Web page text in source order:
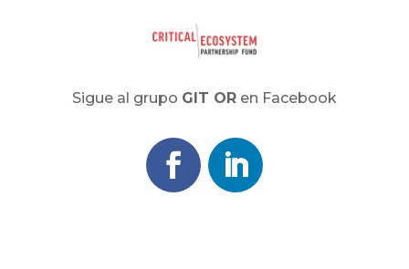
Sigue al grupo GIT ORen Facebook